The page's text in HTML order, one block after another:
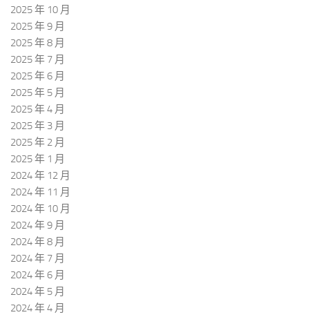
2025 年 10 月
2025 年 9 月
2025 年 8 月
2025 年 7 月
2025 年 6 月
2025 年 5 月
2025 年 4 月
2025 年 3 月
2025 年 2 月
2025 年 1 月
2024 年 12 月
2024 年 11 月
2024 年 10 月
2024 年 9 月
2024 年 8 月
2024 年 7 月
2024 年 6 月
2024 年 5 月
2024 年 4 月